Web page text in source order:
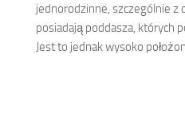
jednorodzinne, szczególnie z
posiadają poddasza, których
Jest to jednak wysoko